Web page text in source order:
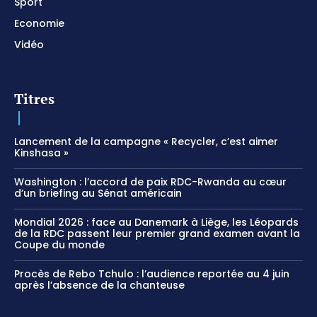
Economie
Vidéo
Titres
Lancement de la campagne « Recycler, c’est aimer
Kinshasa »
Washington : l’accord de paix RDC-Rwanda au cœur
d’un briefing au Sénat américain
Mondial 2026 : face au Danemark à Liège, les Léopards
de la RDC passent leur premier grand examen avant la
Coupe du monde
Procès de Rebo Tchulo : l’audience reportée au 4 juin
après l’absence de la chanteuse